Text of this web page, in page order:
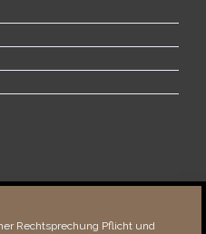
Rechtsprechung Pflicht und